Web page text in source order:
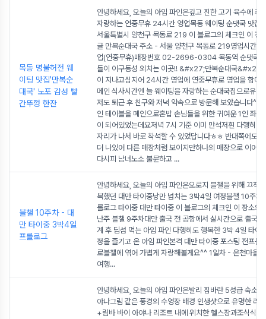
목동 명불허전 웨
이팅 맛집'만복순
대국' 노포 감성 빨
간뚜껑 한잔
안녕하세요, 오늘의 아임 파인은깊고 진한 고기 육수에 푸
자랑하는 연중무휴 24시간 영업목동 웨이팅 순댓국 맛집
서울특별시 양천구 목동로 219 이 블로그의 체크인 이 장
글 만복순대국 주소 - 서울 양천구 목동로 219영업시간 -
업(연중무휴)매장번호 02-2696-0304 목동역 순댓국
들이 이구동성 외치는 이곳!! &#x27;만복순대국&#x27;
이 지나고심지어 24시간 영업에 연중무휴로 영업을 함에
메인 식사시간엔 늘 웨이팅을 자랑하는 순대국집으로유명
저도 퇴근 후 친구와 저녁 약속으로 방문해 보았습니다^^
인 테이블을 메인으로혼밥 손님들을 위한 귀여운 1인 좌석
이 되어있었는데요저녁 7시 기준 이미 만석저흰 다행히
자리가 나서 바로 착석할 수 있었답니다ㅎㅎ 반대쪽에도
더 나있어 다른 매장처럼 보이지만하나의 매장으로 이어
다시피 남녀노소 불문하고 ...
블챌 10주차 - 대
만 타이중 3박4일
프롤로그
안녕하세요, 오늘의 아임 파인은오로지 블챌을 위해 끄적
복했던 대만 타이중낭만 넘치는 3박4일 여정블챌 10주차
롤로그 타이중 대만 타이중 이 블로그의 체크인 이 장소의
난주 블챌 9주차대만 출국 전 공항에서 실시간으로 출국
계 후 딤섬 먹는 아임 파인 다행히도 행복한 3박 4일 타이
정을 즐기고 온 아임 파인본격 대만 타이중 포스팅 전프롤
로블챌에 엮어 가볍게 자랑해볼게요^^ 1일차 - 온천마을
여행...
안녕하세요, 오늘의 아임 파인은발리 짐바란 5성급 숙소
야나그림 같은 풍경의 수영장 배경 인생샷으로 유명한 리
+림바 바이 아야나 리조트 내에 위치한 헬스장과조식식당